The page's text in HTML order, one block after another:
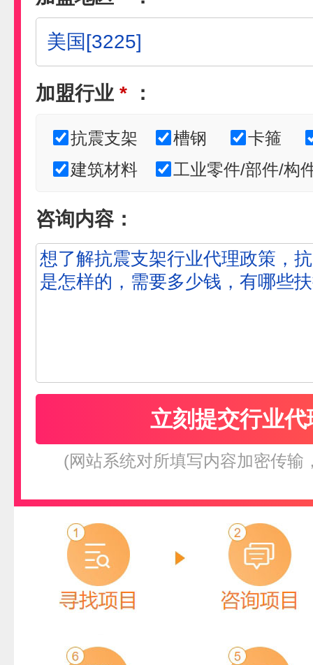
加盟行业 * ：
抗震支架 槽钢
卡箍
建筑材料
工业零件/部件/构
咨询内容：
(网站系统对所填写内容加密传输